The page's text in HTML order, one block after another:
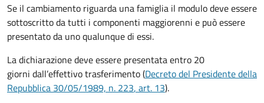
Se il cambiamento riguarda una famiglia il modulo deve essere
sottoscritto da tutti i componenti maggiorenni e può essere
presentato da uno qualunque di essi.
La dichiarazione deve essere presentata entro 20
giorni dall’effettivo trasferimento (Decreto del Presidente della
Repubblica 30/05/1989, n. 223, art. 13).